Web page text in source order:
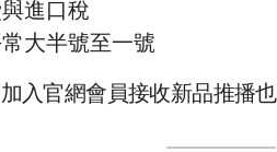
進口稅
大半號至一號
入官網會員接收新品推播也